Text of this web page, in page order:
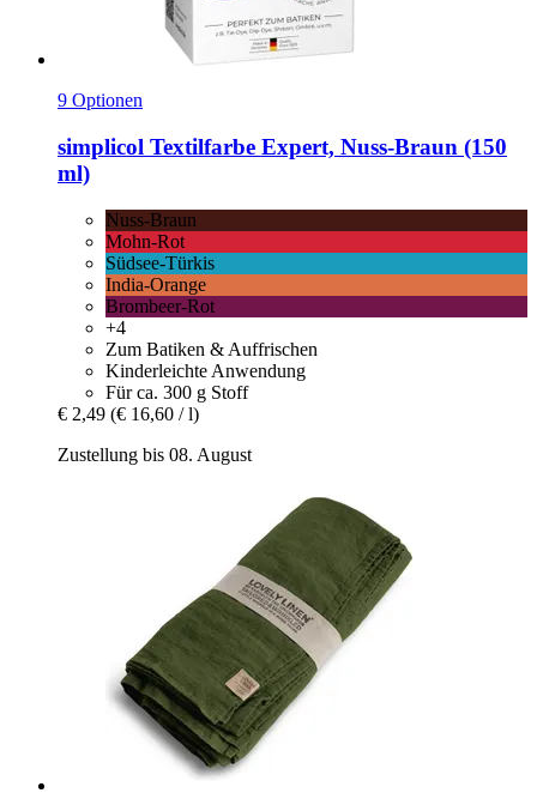
9 Optionen
simplicol Textilfarbe Expert, Nuss-​Braun (150
ml)
Nuss-Braun
Mohn-Rot
Südsee-Türkis
India-Orange
Brombeer-Rot
+4
Zum Batiken & Auffrischen
Kinderleichte Anwendung
Für ca. 300 g Stoff
€ 2,49 (€ 16,60 / l)
Zustellung bis 08. August